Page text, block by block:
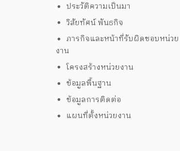
ประวัติความเป็นมา
วิสัยทัศน์ พันธกิจ
ภารกิจและหน้าที่รับผิดชอบหน่วย
งาน
โครงสร้างหน่วยงาน
ข้อมูลพื้นฐาน
ข้อมูลการติดต่อ
แผนที่ตั้งหน่วยงาน